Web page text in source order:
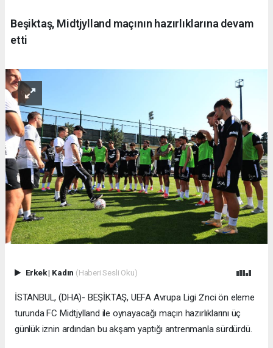
Beşiktaş, Midtjylland maçının hazırlıklarına devam
etti
Erkek| Kadın (Haberi Sesli Oku)
İSTANBUL, (DHA)- BEŞİKTAŞ, UEFA Avrupa Ligi 2’nci ön eleme
turunda FC Midtjylland ile oynayacağı maçın hazırlıklarını üç
günlük iznin ardından bu akşam yaptığı antrenmanla sürdürdü.